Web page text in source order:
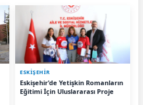
ESKIŞEHIR
Eskişehir'de Yetişkin Romanların
Eğitimi İçin Uluslararası Proje